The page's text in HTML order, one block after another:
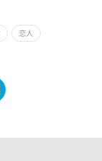
恋人